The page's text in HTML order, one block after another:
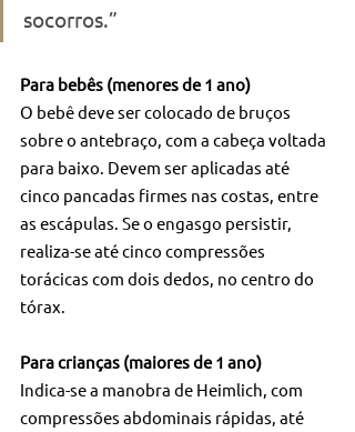
socorros.”
Para bebês (menores de 1 ano)
O bebê deve ser colocado de bruços
sobre o antebraço, com a cabeça voltada
para baixo. Devem ser aplicadas até
cinco pancadas firmes nas costas, entre
as escápulas. Se o engasgo persistir,
realiza-se até cinco compressões
torácicas com dois dedos, no centro do
tórax.
Para crianças (maiores de 1 ano)
Indica-se a manobra de Heimlich, com
compressões abdominais rápidas, até